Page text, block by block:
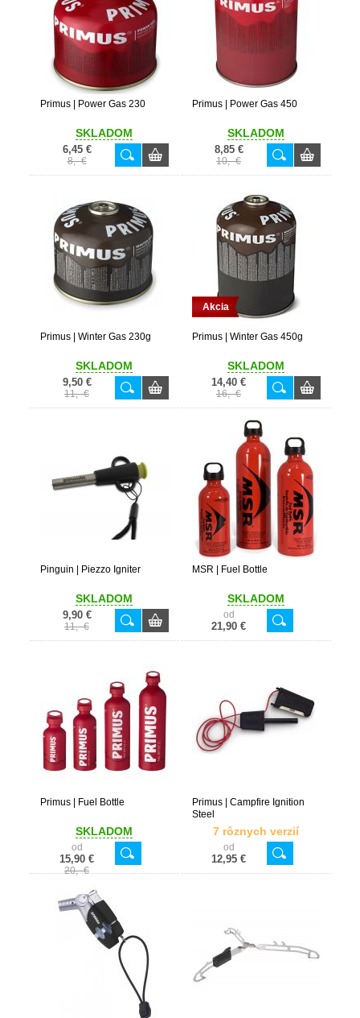
Primus | Power Gas 230
SKLADOM
6,45 €
8,- €
Primus | Power Gas 450
SKLADOM
8,85 €
10,- €
Primus | Winter Gas 230g
SKLADOM
9,50 €
11,- €
Akcia
Primus | Winter Gas 450g
SKLADOM
14,40 €
16,- €
Pinguin | Piezzo Igniter
SKLADOM
9,90 €
11,- €
MSR | Fuel Bottle
SKLADOM
od
21,90 €
Primus | Fuel Bottle
SKLADOM
od
15,90 €
20,- €
Primus | Campfire Ignition
Steel
7 rôznych verzií
od
12,95 €